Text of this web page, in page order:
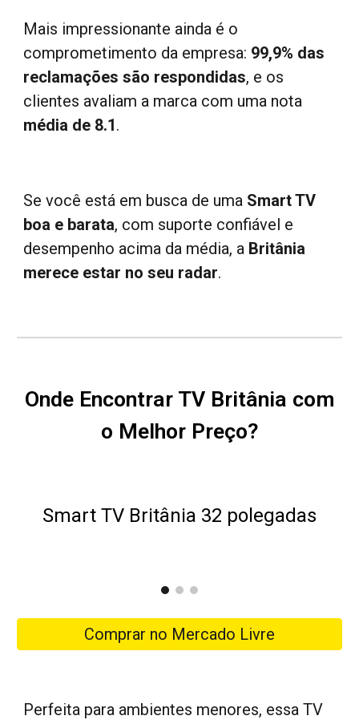
Mais impressionante ainda é o
comprometimento da empresa: 99,9% das
reclamações são respondidas, e os
clientes avaliam a marca com uma nota
média de 8.1.
Se você está em busca de uma Smart TV
boa e barata, com suporte confiável e
desempenho acima da média, a Britânia
merece estar no seu radar.
Onde Encontrar TV Britânia com
o Melhor Preço?
Smart TV Britânia 32 polegadas
Comprar no Mercado Livre
Perfeita para ambientes menores, essa TV